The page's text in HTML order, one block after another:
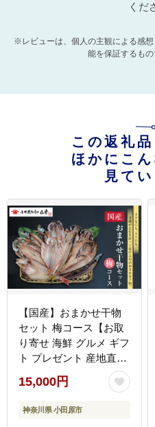
くだ
※レビューは、個人の主観による感
能を保証するもの
この返礼
ほかにこ
見てい
【国産】おまかせ干物
セット 梅コース【お取
り寄せ 海鮮 グルメ ギフ
ト プレゼント 産地直送
産直 魚 手作り ひもの
詰め合わせ お中元 お歳
暮 父の日 母の日 誕生日
15,000円
神奈川県 小田原市